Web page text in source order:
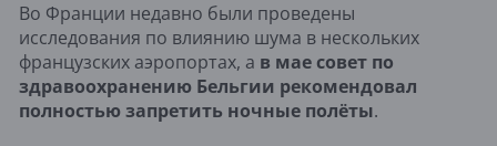
Во Франции недавно были проведены
исследования по влиянию шума в нескольких
французских аэропортах, а в мае совет по
здравоохранению Бельгии рекомендовал
полностью запретить ночные полёты.